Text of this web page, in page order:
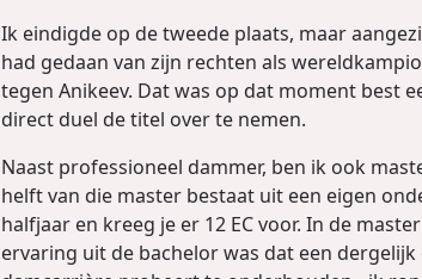
Ik eindigde op de tweede plaats, maar
had gedaan van zijn rechten als
tegen Anikeev. Dat was op dat moment best
direct duel de titel over te nemen.
Naast professioneel dammer, ben ik ook
helft van die master bestaat uit een eigen
halfjaar en kreeg je er 12 EC voor. In de
ervaring uit de bachelor was dat een